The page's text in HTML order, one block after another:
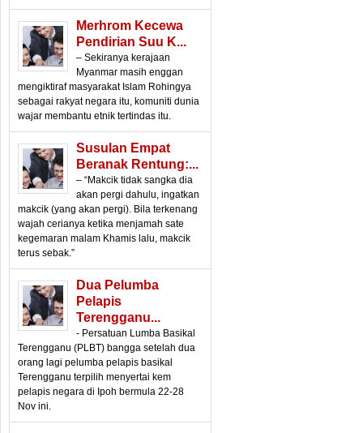
Merhrom Kecewa
Pendirian Suu K...
– Sekiranya kerajaan
Myanmar masih enggan
mengiktiraf masyarakat Islam Rohingya
sebagai rakyat negara itu, komuniti dunia
wajar membantu etnik tertindas itu.
Susulan Empat
Beranak Rentung:...
– “Makcik tidak sangka dia
akan pergi dahulu, ingatkan
makcik (yang akan pergi). Bila terkenang
wajah cerianya ketika menjamah sate
kegemaran malam Khamis lalu, makcik
terus sebak.”
Dua Pelumba
Pelapis
Terengganu...
- Persatuan Lumba Basikal
Terengganu (PLBT) bangga setelah dua
orang lagi pelumba pelapis basikal
Terengganu terpilih menyertai kem
pelapis negara di Ipoh bermula 22-28
Nov ini.